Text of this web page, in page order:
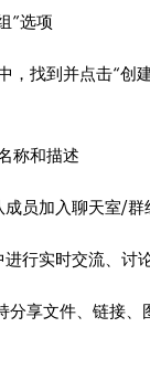
”选项
，找到并点击“创
称和描述
员加入聊天室/群
行实时交流、讨
分享文件、链接、